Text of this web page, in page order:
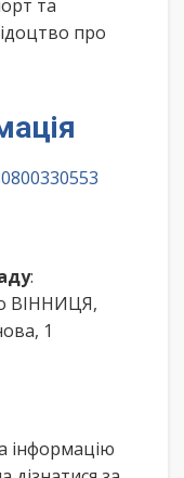
та
про
:
ВІННИЦЯ,
1
інформацію